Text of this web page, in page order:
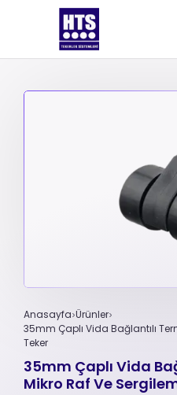
Anasayfa Ürünler
35mm Çaplı Vida Bağlantılı
Teker
35mm Çaplı Vida
Mikro Raf Ve